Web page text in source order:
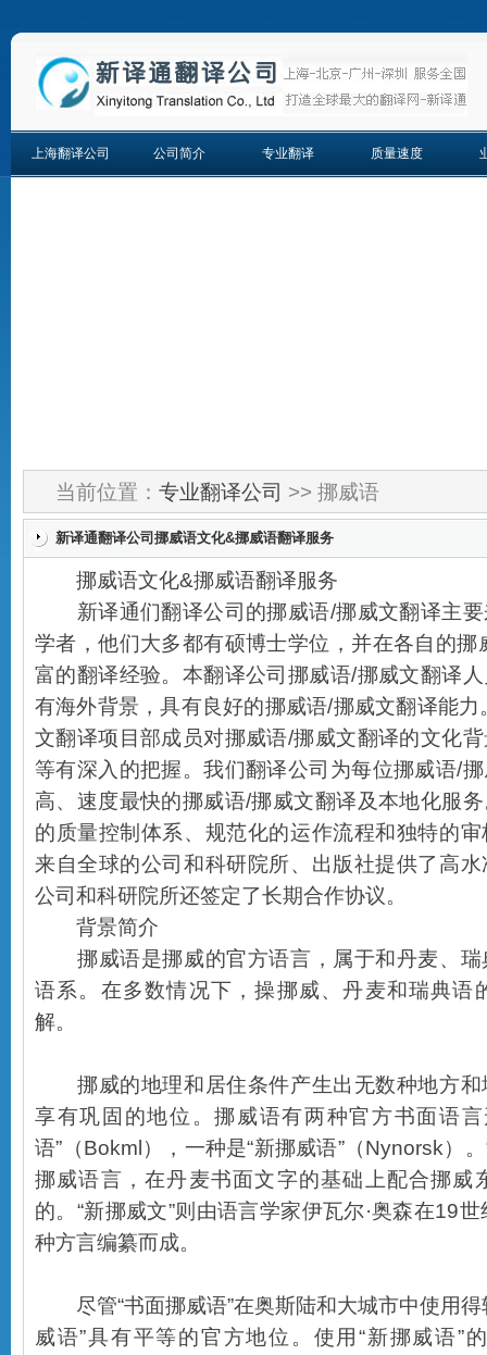
上海翻译公司 公司简介 专业翻译 质量速度
当前位置： 专业翻译公司 >> 挪威语
新译通翻译公司挪威语文化&挪威语翻译服务
挪威语文化&挪威语翻译服务
新译通们翻译公司的挪威语/挪威文翻译主要
学者，他们大多都有硕博士学位，并在各自的
富的翻译经验。本翻译公司挪威语/挪威文翻译
有海外背景，具有良好的挪威语/挪威文翻译能
文翻译项目部成员对挪威语/挪威文翻译的文化
等有深入的把握。我们翻译公司为每位挪威语/
高、速度最快的挪威语/挪威文翻译及本地化服
的质量控制体系、规范化的运作流程和独特的
来自全球的公司和科研院所、出版社提供了高
公司和科研院所还签定了长期合作协议。
背景简介
挪威语是挪威的官方语言，属于和丹麦、瑞
语系。在多数情况下，操挪威、丹麦和瑞典语
解。
挪威的地理和居住条件产生出无数种地方和
享有巩固的地位。挪威语有两种官方书面语
语”（Bokml），一种是“新挪威语”（Nynorsk）
挪威语言，在丹麦书面文字的基础上配合挪威
的。“新挪威文”则由语言学家伊瓦尔·奥森在19
种方言编纂而成。
尽管“书面挪威语”在奥斯陆和大城市中使用得
威语”具有平等的官方地位。使用“新挪威语”